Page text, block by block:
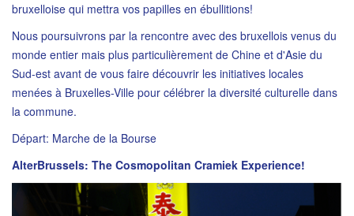
bruxelloise qui mettra vos papilles en ébullitions!
Nous poursuivrons par la rencontre avec des bruxellois venus du
monde entier mais plus particulièrement de Chine et d'Asie du
Sud-est avant de vous faire découvrir les initiatives locales
menées à Bruxelles-Ville pour célébrer la diversité culturelle dans
la commune.
Départ: Marche de la Bourse
AlterBrussels: The Cosmopolitan Cramiek Experience!